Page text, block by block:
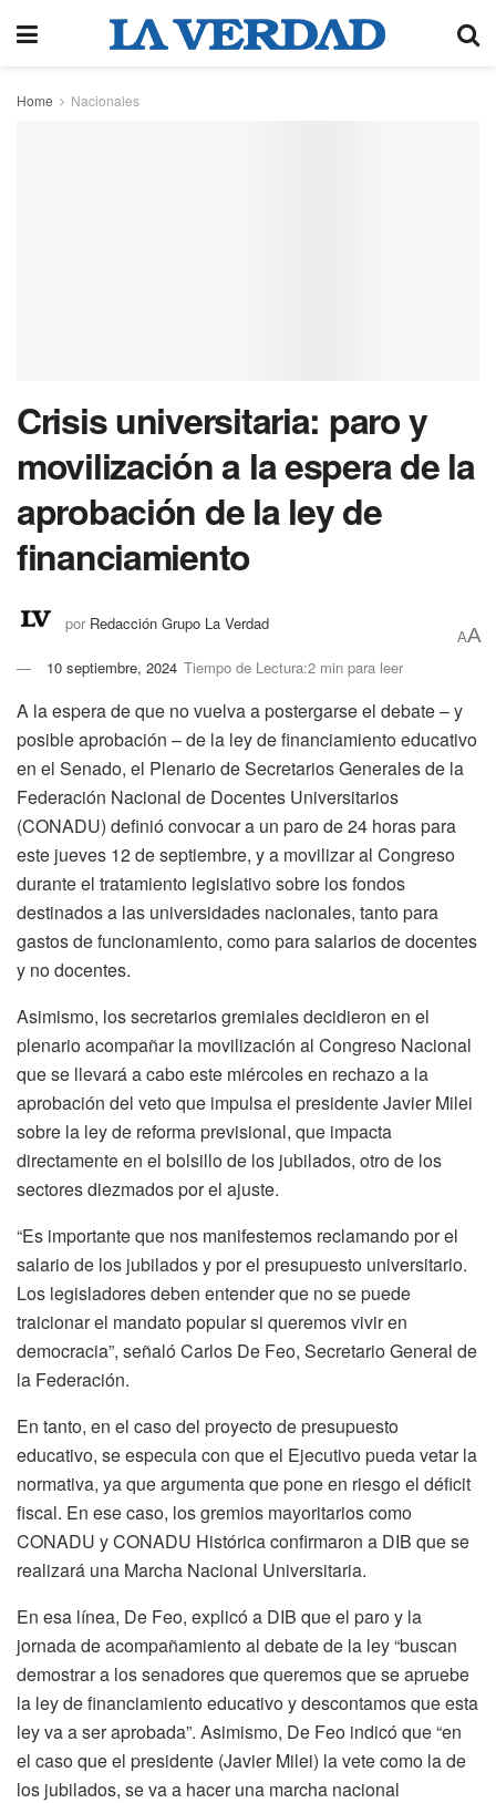
Home Nacionales
Crisis universitaria: paro y
movilización a la espera de la
aprobación de la ley de
financiamiento
por Redacción Grupo La Verdad
10 septiembre, 2024 Tiempo de Lectura:2 min para leer
AA
A la espera de que no vuelva a postergarse el debate – y
posible aprobación – de la ley de financiamiento educativo
en el Senado, el Plenario de Secretarios Generales de la
Federación Nacional de Docentes Universitarios
(CONADU) definió convocar a un paro de 24 horas para
este jueves 12 de septiembre, y a movilizar al Congreso
durante el tratamiento legislativo sobre los fondos
destinados a las universidades nacionales, tanto para
gastos de funcionamiento, como para salarios de docentes
y no docentes.
Asimismo, los secretarios gremiales decidieron en el
plenario acompañar la movilización al Congreso Nacional
que se llevará a cabo este miércoles en rechazo a la
aprobación del veto que impulsa el presidente Javier Milei
sobre la ley de reforma previsional, que impacta
directamente en el bolsillo de los jubilados, otro de los
sectores diezmados por el ajuste.
“Es importante que nos manifestemos reclamando por el
salario de los jubilados y por el presupuesto universitario.
Los legisladores deben entender que no se puede
traicionar el mandato popular si queremos vivir en
democracia”, señaló Carlos De Feo, Secretario General de
la Federación.
En tanto, en el caso del proyecto de presupuesto
educativo, se especula con que el Ejecutivo pueda vetar la
normativa, ya que argumenta que pone en riesgo el déficit
fiscal. En ese caso, los gremios mayoritarios como
CONADU y CONADU Histórica confirmaron a DIB que se
realizará una Marcha Nacional Universitaria.
En esa línea, De Feo, explicó a DIB que el paro y la
jornada de acompañamiento al debate de la ley “buscan
demostrar a los senadores que queremos que se apruebe
la ley de financiamiento educativo y descontamos que esta
ley va a ser aprobada”. Asimismo, De Feo indicó que “en
el caso que el presidente (Javier Milei) la vete como la de
los jubilados, se va a hacer una marcha nacional